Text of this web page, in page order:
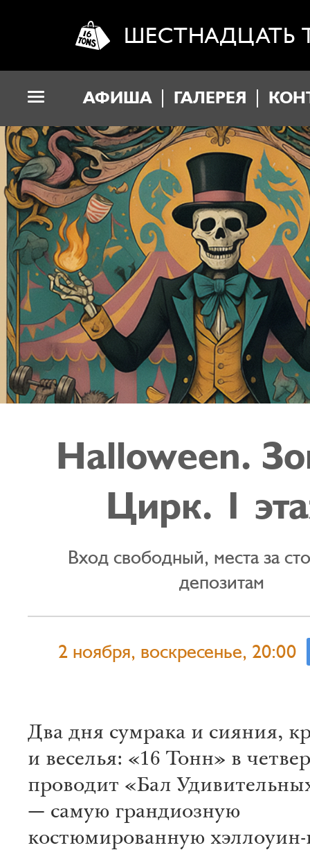
ШЕСТНАДЦАТЬ
АФИША ГАЛЕРЕЯ
Halloween.
Цирк. 1
Вход свободный, места за
депозитам
2 ноября, воскресенье, 20:00
Два дня сумрака и сияния,
и веселья: «16 Тонн» в
проводит «Бал
— самую грандиозную
костюмированную хэллоуин-